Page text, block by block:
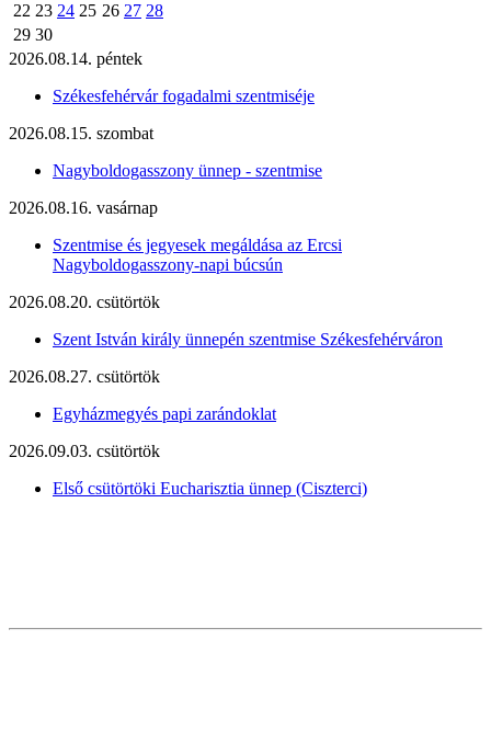
22 23 24 25 26 27 28
29 30
2026.08.14. péntek
Székesfehérvár fogadalmi szentmiséje
2026.08.15. szombat
Nagyboldogasszony ünnep - szentmise
2026.08.16. vasárnap
Szentmise és jegyesek megáldása az Ercsi
Nagyboldogasszony-napi búcsún
2026.08.20. csütörtök
Szent István király ünnepén szentmise Székesfehérváron
2026.08.27. csütörtök
Egyházmegyés papi zarándoklat
2026.09.03. csütörtök
Első csütörtöki Eucharisztia ünnep (Ciszterci)